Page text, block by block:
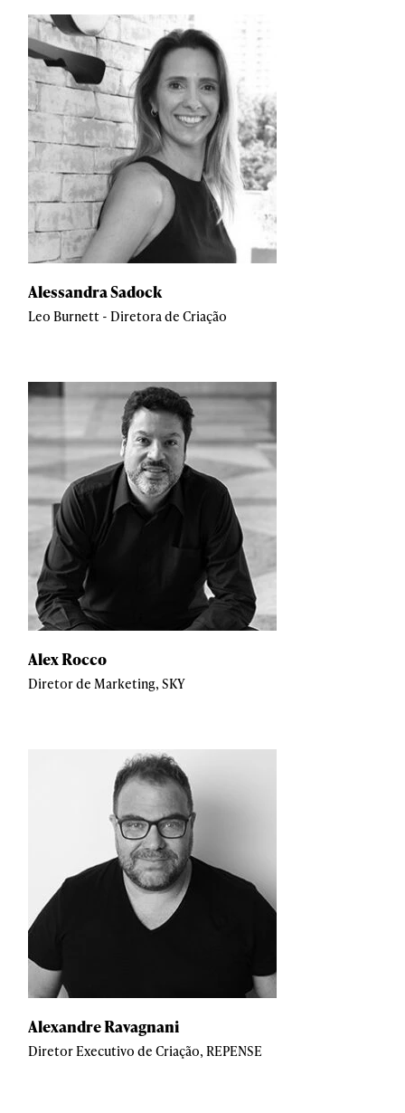
Alessandra Sadock
Leo Burnett - Diretora de Criação
Alex Rocco
Diretor de Marketing, SKY
Alexandre Ravagnani
Diretor Executivo de Criação, REPENSE